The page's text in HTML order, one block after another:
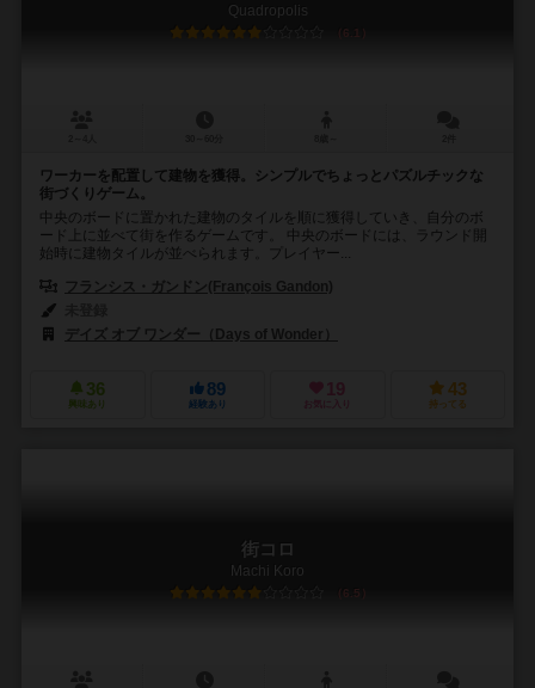
Quadropolis
6.1
ワーカーを配置して建物を獲得。シンプルでちょっとパズルチックな
街づくりゲーム。
中央のボードに置かれた建物のタイルを順に獲得していき、自分のボ
ード上に並べて街を作るゲームです。 中央のボードには、ラウンド開
始時に建物タイルが並べられます。プレイヤー...
フランシス・ガンドン(François Gandon)
デイズ オブ ワンダー（Days of Wonder）
36
興味あり
89
経験あり
19
お気に入り
43
持ってる
街コロ
Machi Koro
6.5